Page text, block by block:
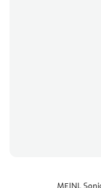
MEINL